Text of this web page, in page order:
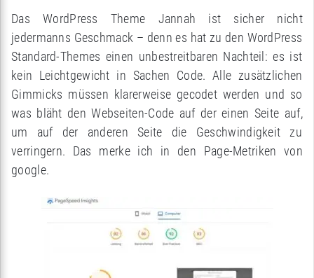
Das WordPress Theme Jannah ist sicher nicht
jedermanns Geschmack – denn es hat zu den WordPress
Standard-Themes einen unbestreitbaren Nachteil: es ist
kein Leichtgewicht in Sachen Code. Alle zusätzlichen
Gimmicks müssen klarerweise gecodet werden und so
was bläht den Webseiten-Code auf der einen Seite auf,
um auf der anderen Seite die Geschwindigkeit zu
verringern. Das merke ich in den Page-Metriken von
google.